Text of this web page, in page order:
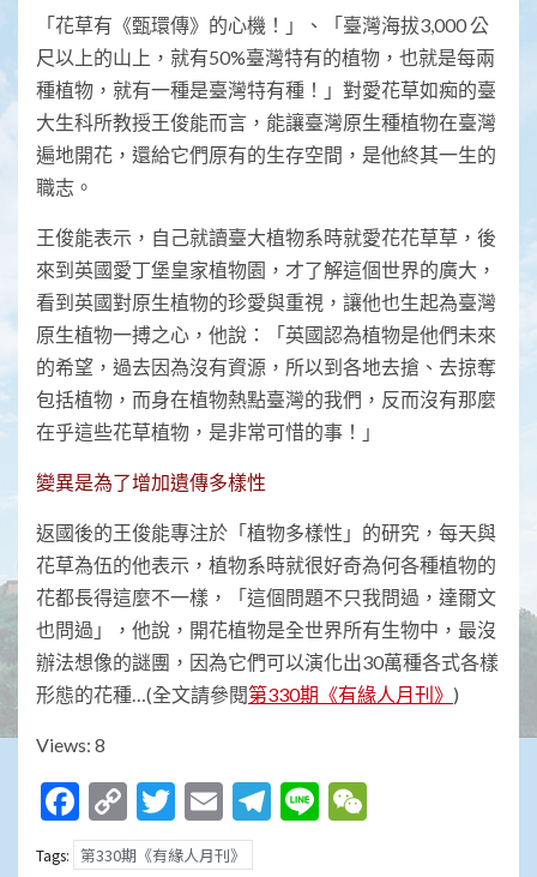
「花草有《甄環傳》的心機！」、「臺灣海拔3,000 公
尺以上的山上，就有50%臺灣特有的植物，也就是每兩
種植物，就有一種是臺灣特有種！」對愛花草如痴的臺
大生科所教授王俊能而言，能讓臺灣原生種植物在臺灣
遍地開花，還給它們原有的生存空間，是他終其一生的
職志。
王俊能表示，自己就讀臺大植物系時就愛花花草草，後
來到英國愛丁堡皇家植物園，才了解這個世界的廣大，
看到英國對原生植物的珍愛與重視，讓他也生起為臺灣
原生植物一搏之心，他說：「英國認為植物是他們未來
的希望，過去因為沒有資源，所以到各地去搶、去掠奪
包括植物，而身在植物熱點臺灣的我們，反而沒有那麼
在乎這些花草植物，是非常可惜的事！」
變異是為了增加遺傳多樣性
返國後的王俊能專注於「植物多樣性」的研究，每天與
花草為伍的他表示，植物系時就很好奇為何各種植物的
花都長得這麼不一樣，「這個問題不只我問過，達爾文
也問過」，他說，開花植物是全世界所有生物中，最沒
辦法想像的謎團，因為它們可以演化出30萬種各式各樣
形態的花種…(全文請參閱第330期《有緣人月刊》 )
Views: 8
Facebook
Copy
Link
Twitter
EmailTelegram
Line
Tags: 第330期《有緣人月刊》